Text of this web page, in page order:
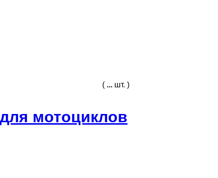
( ... шт. )
мотоциклов